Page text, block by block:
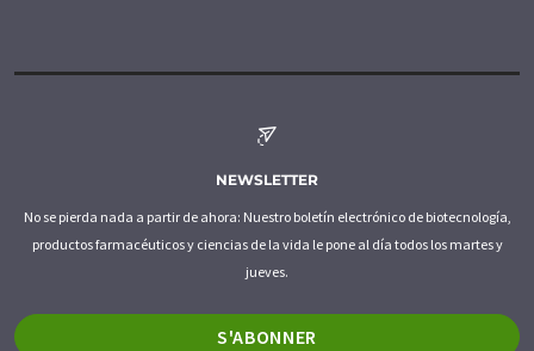
NEWSLETTER
No se pierda nada a partir de ahora: Nuestro boletín electrónico de biotecnología,
productos farmacéuticos y ciencias de la vida le pone al día todos los martes y
jueves.
S'ABONNER